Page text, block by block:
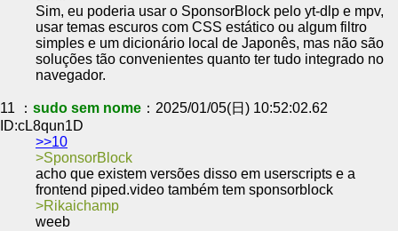
Sim, eu poderia usar o SponsorBlock pelo yt-dlp e mpv,
usar temas escuros com CSS estático ou algum filtro
simples e um dicionário local de Japonês, mas não são
soluções tão convenientes quanto ter tudo integrado no
navegador.
11 ： sudo sem nome ：2025/01/05(日) 10:52:02.62
ID:cL8qun1D
>>10
SponsorBlock
acho que existem versões disso em userscripts e a
frontend piped.video também tem sponsorblock
Rikaichamp
weeb